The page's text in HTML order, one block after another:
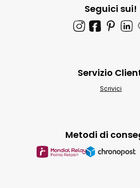
Seguici sui!
Metodi di
Servizio
Scrivici